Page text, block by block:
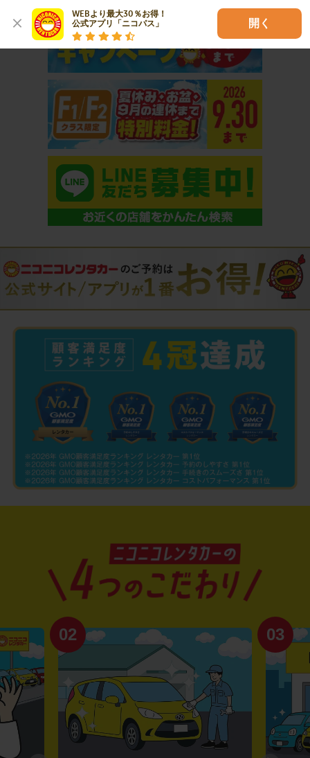
WEBより最大30％お得！
公式アプリ「ニコパス」
開く
02 03